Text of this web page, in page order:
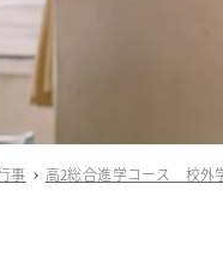
事 高2総合進学コース 校外